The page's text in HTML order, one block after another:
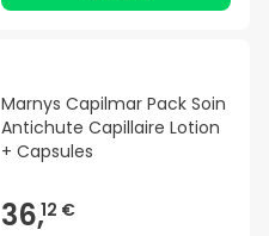
Marnys Capilmar Pack Soin
Antichute Capillaire Lotion
+ Capsules
36,12 €